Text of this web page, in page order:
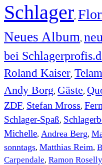
Schlager,
Neues Album,
bei
Roland Kaiser,
Andy Borg, Gäste,
ZDF, Stefan Mross,
Schlager-Spaß,
Michelle, Andrea Berg,
sonntags, Matthias Reim,
Carpendale, Ramon Roselly